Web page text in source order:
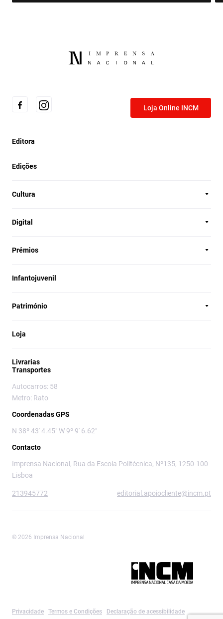
Loja Online INCM
Editora
Edições
Cultura
Digital
Prémios
Infantojuvenil
Património
Loja
Livrarias
Transportes
Autocarros: 58
Metro: Rato
Coordenadas GPS
N 38º 43' 4.45" W 9º 9' 6.62"
Contacto
Imprensa Nacional, Rua da Escola Politécnica, Nº135, 1250-100
Lisboa
213945772 editorial.apoiocliente@incm.pt
© 2026 Imprensa Nacional
Privacidade Termos e Condições Declaração de acessibilidade